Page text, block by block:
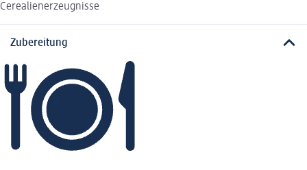
Cerealienerzeugnisse
Zubereitung